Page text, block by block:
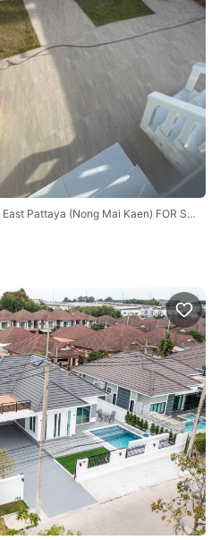
166 Sq.W. Stand-Alone house in East Pattaya (Nong Mai Kaen) FOR SALE